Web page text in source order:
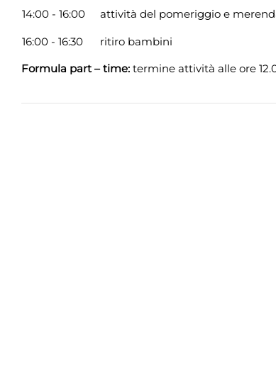
14:00 - 16:00 attività del pomeriggio e
16:00 - 16:30
ritiro bambini
Formula part – time: termine attività alle ore